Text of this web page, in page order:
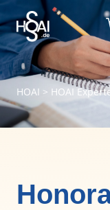
HOAI > HOAI